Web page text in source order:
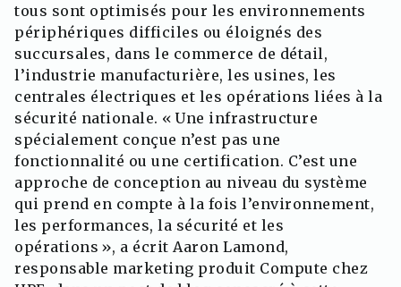
tous sont optimisés pour les environnements
périphériques difficiles ou éloignés des
succursales, dans le commerce de détail,
l’industrie manufacturière, les usines, les
centrales électriques et les opérations liées à la
sécurité nationale. « Une infrastructure
spécialement conçue n’est pas une
fonctionnalité ou une certification. C’est une
approche de conception au niveau du système
qui prend en compte à la fois l’environnement,
les performances, la sécurité et les
opérations », a écrit Aaron Lamond,
responsable marketing produit Compute chez